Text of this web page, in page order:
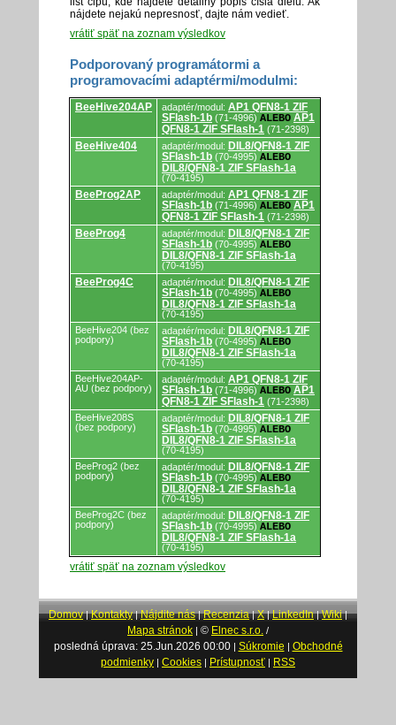
nájdete nejakú nepresnosť, dajte nám vedieť.
vrátiť späť na zoznam výsledkov
Podporovaný programátormi a
programovacími adaptérmi/modulmi:
Podporovaný
programátormi
programovacími
adaptérmi/modulmi.
BeeHive204AP adaptér/modul: AP1 QFN8-1 ZIF
SFlash-1b (71-4996) ALEBO AP1
QFN8-1 ZIF SFlash-1 (71-2398)
BeeHive404 adaptér/modul: DIL8/QFN8-1 ZIF
SFlash-1b (70-4995) ALEBO
DIL8/QFN8-1 ZIF SFlash-1a
(70-4195)
BeeProg2AP adaptér/modul: AP1 QFN8-1 ZIF
SFlash-1b (71-4996) ALEBO AP1
QFN8-1 ZIF SFlash-1 (71-2398)
BeeProg4 adaptér/modul: DIL8/QFN8-1 ZIF
SFlash-1b (70-4995) ALEBO
DIL8/QFN8-1 ZIF SFlash-1a
(70-4195)
BeeProg4C adaptér/modul: DIL8/QFN8-1 ZIF
SFlash-1b (70-4995) ALEBO
DIL8/QFN8-1 ZIF SFlash-1a
(70-4195)
BeeHive204 (bez
podpory)
adaptér/modul: DIL8/QFN8-1 ZIF
SFlash-1b (70-4995) ALEBO
DIL8/QFN8-1 ZIF SFlash-1a
(70-4195)
BeeHive204AP-
AU (bez podpory)
adaptér/modul: AP1 QFN8-1 ZIF
SFlash-1b (71-4996) ALEBO AP1
QFN8-1 ZIF SFlash-1 (71-2398)
BeeHive208S
(bez podpory)
adaptér/modul: DIL8/QFN8-1 ZIF
SFlash-1b (70-4995) ALEBO
DIL8/QFN8-1 ZIF SFlash-1a
(70-4195)
BeeProg2 (bez
podpory)
adaptér/modul: DIL8/QFN8-1 ZIF
SFlash-1b (70-4995) ALEBO
DIL8/QFN8-1 ZIF SFlash-1a
(70-4195)
BeeProg2C (bez
podpory)
adaptér/modul: DIL8/QFN8-1 ZIF
SFlash-1b (70-4995) ALEBO
DIL8/QFN8-1 ZIF SFlash-1a
(70-4195)
vrátiť späť na zoznam výsledkov
Domov|Kontakty|Nájdite nás|Recenzia|X|LinkedIn|Wiki|
Mapa stránok | © Elnec s.r.o. /
posledná úprava: 25.Jun.2026 00:00| Súkromie | Obchodné
podmienky | Cookies | Prístupnosť | RSS